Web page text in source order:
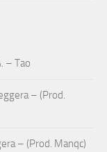
– Tao
– (Prod.
– (Prod. Manqc)